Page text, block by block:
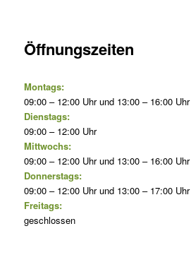
Öffnungszeiten
Montags:
09:00 – 12:00 Uhr und 13:00 – 16:00 Uhr
Dienstags:
09:00 – 12:00 Uhr
Mittwochs:
09:00 – 12:00 Uhr und 13:00 – 16:00 Uhr
Donnerstags:
09:00 – 12:00 Uhr und 13:00 – 17:00 Uhr
Freitags:
geschlossen